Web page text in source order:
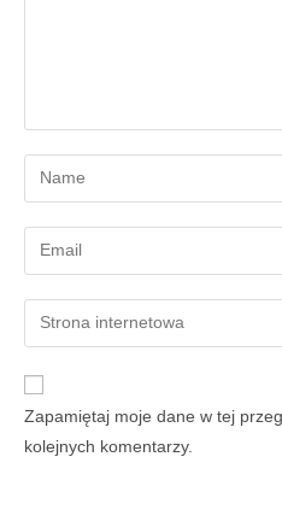
Zapamiętaj moje dane w tej
kolejnych komentarzy.